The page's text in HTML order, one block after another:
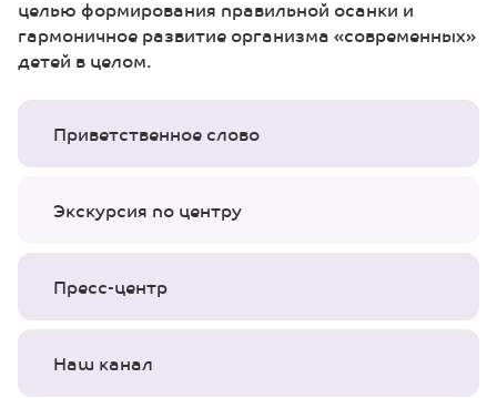
Приветственное слово
Экскурсия по центру
Пресс-центр
Наш канал
целью формирования правильной осанки и
гармоничное развитие организма «современных»
детей в целом.